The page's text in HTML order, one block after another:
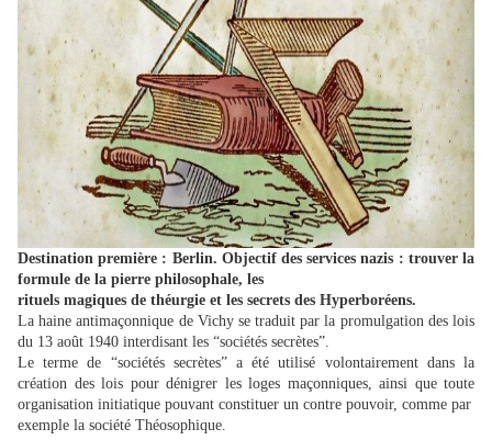
Destination première : Berlin. Objectif des services nazis : trouver la
formule de la pierre philosophale, les
rituels magiques de théurgie et les secrets des Hyperboréens.
La haine antimaçonnique de Vichy se traduit par la promulgation des lois
du 13 août 1940 interdisant les “sociétés secrètes”.
Le terme de “sociétés secrètes” a été utilisé volontairement dans la
création des lois pour dénigrer les loges maçonniques, ainsi que toute
organisation initiatique pouvant constituer un contre pouvoir, comme par
exemple la société Théosophique.